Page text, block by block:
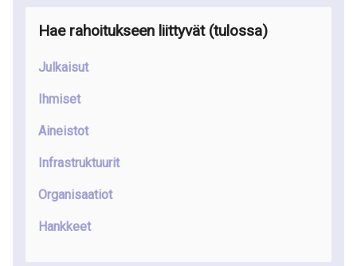
Hae rahoitukseen liittyvät (tulossa)
Julkaisut
Ihmiset
Aineistot
Infrastruktuurit
Organisaatiot
Hankkeet